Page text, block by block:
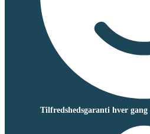
Tilfredshedsgaranti hver gang